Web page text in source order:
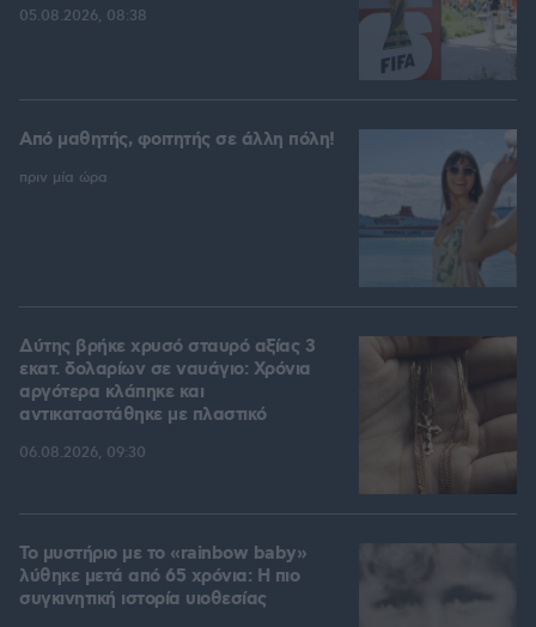
05.08.2026, 08:38
Από μαθητής, φοιτητής σε άλλη πόλη!
πριν μία ώρα
Δύτης βρήκε χρυσό σταυρό αξίας 3
εκατ. δολαρίων σε ναυάγιο: Χρόνια
αργότερα κλάπηκε και
αντικαταστάθηκε με πλαστικό
06.08.2026, 09:30
Το μυστήριο με το «rainbow baby»
λύθηκε μετά από 65 χρόνια: Η πιο
συγκινητική ιστορία υιοθεσίας